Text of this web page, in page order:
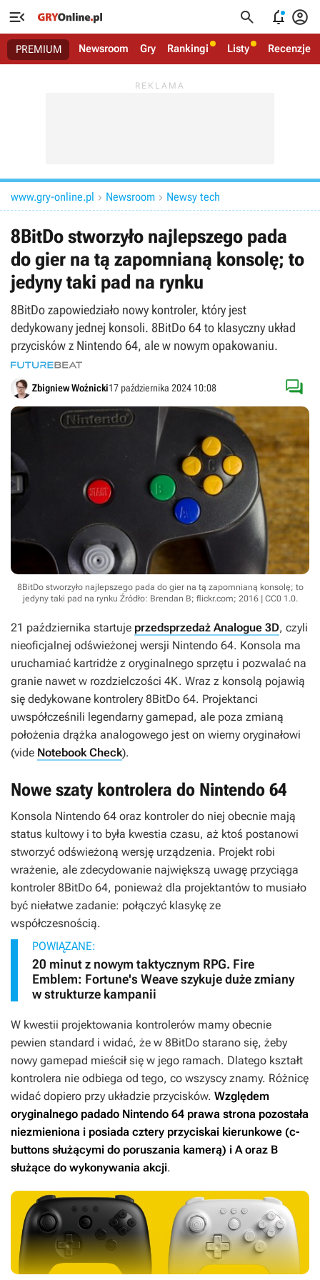
   
PREMIUM Newsroom Gry Rankingi Listy Recenzje
www.gry-online.pl  Newsroom  Newsy tech
8BitDo stworzyło najlepszego pada
do gier na tą zapomnianą konsolę; to
jedyny taki pad na rynku
8BitDo zapowiedziało nowy kontroler, który jest
dedykowany jednej konsoli. 8BitDo 64 to klasyczny układ
przycisków z Nintendo 64, ale w nowym opakowaniu.
Zbigniew Woźnicki17 października 2024 10:08 
8BitDo stworzyło najlepszego pada do gier na tą zapomnianą konsolę; to
jedyny taki pad na rynku Źródło: Brendan B; flickr.com; 2016 | CC0 1.0.
21 października startuje przedsprzedaż Analogue 3D, czyli
nieoficjalnej odświeżonej wersji Nintendo 64. Konsola ma
uruchamiać kartridże z oryginalnego sprzętu i pozwalać na
granie nawet w rozdzielczości 4K. Wraz z konsolą pojawią
się dedykowane kontrolery 8BitDo 64. Projektanci
uwspółcześnili legendarny gamepad, ale poza zmianą
położenia drążka analogowego jest on wierny oryginałowi
(vide Notebook Check).
Nowe szaty kontrolera do Nintendo 64
Konsola Nintendo 64 oraz kontroler do niej obecnie mają
status kultowy i to była kwestia czasu, aż ktoś postanowi
stworzyć odświeżoną wersję urządzenia. Projekt robi
wrażenie, ale zdecydowanie największą uwagę przyciąga
kontroler 8BitDo 64, ponieważ dla projektantów to musiało
być niełatwe zadanie: połączyć klasykę ze
współczesnością.
POWIĄZANE:
20 minut z nowym taktycznym RPG. Fire
Emblem: Fortune's Weave szykuje duże zmiany
w strukturze kampanii
W kwestii projektowania kontrolerów mamy obecnie
pewien standard i widać, że w 8BitDo starano się, żeby
nowy gamepad mieścił się w jego ramach. Dlatego kształt
kontrolera nie odbiega od tego, co wszyscy znamy. Różnicę
widać dopiero przy układzie przycisków. Względem
oryginalnego padado Nintendo 64 prawa strona pozostała
niezmieniona i posiada cztery przyciskai kierunkowe (c-
buttons służącymi do poruszania kamerą) i A oraz B
służące do wykonywania akcji.